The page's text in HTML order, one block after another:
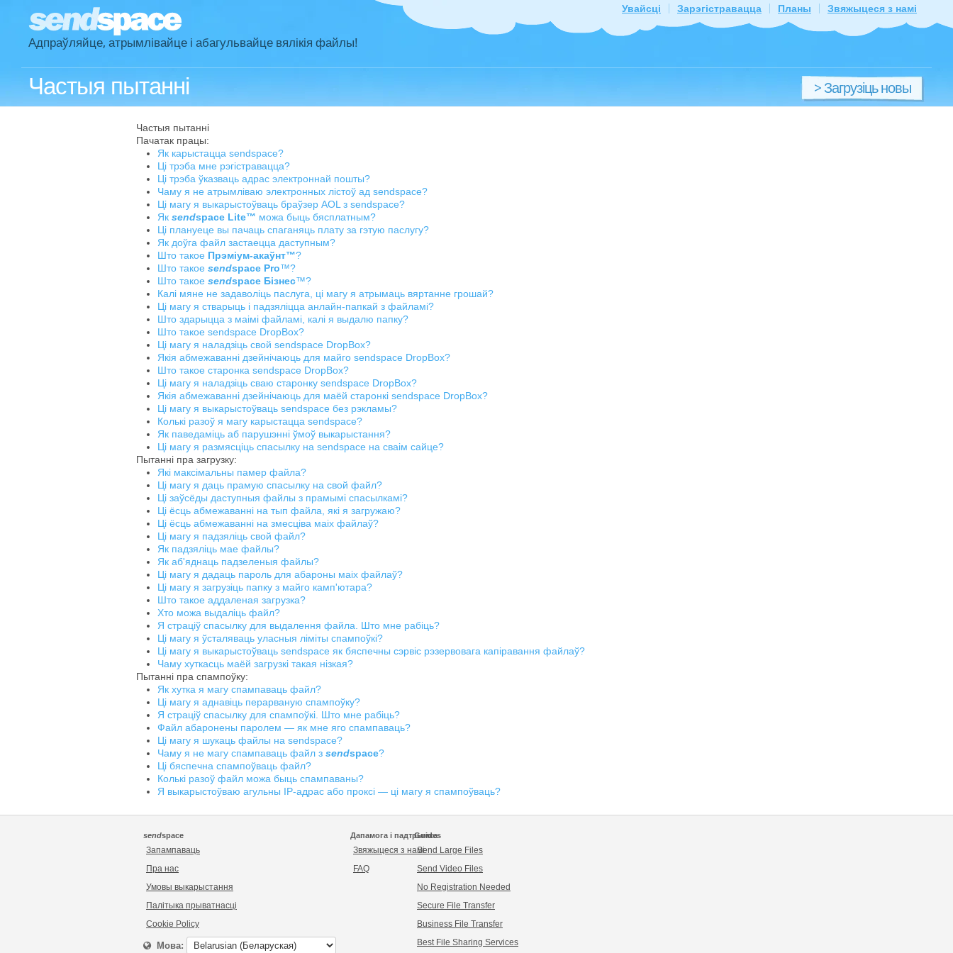
Адпраўляйце, атрымлівайце і абагульвайце вялікія файлы!
Увайсці Зарэгістравацца Планы Звяжыцеся з намі
Частыя пытанні
> Загрузіць новы
Частыя пытанні
Пачатак працы:
Як карыстацца sendspace?
Ці трэба мне рэгістравацца?
Ці трэба ўказваць адрас электроннай пошты?
Чаму я не атрымліваю электронных лістоў ад sendspace?
Ці магу я выкарыстоўваць браўзер AOL з sendspace?
Як sendspace Lite™ можа быць бясплатным?
Ці плануеце вы пачаць спаганяць плату за гэтую паслугу?
Як доўга файл застаецца даступным?
Што такое Прэміум-акаўнт™?
Што такое sendspace Pro™?
Што такое sendspace Бізнес™?
Калі мяне не задаволіць паслуга, ці магу я атрымаць вяртанне грошай?
Ці магу я стварыць і падзяліцца анлайн-папкай з файламі?
Што здарыцца з маімі файламі, калі я выдалю папку?
Што такое sendspace DropBox?
Ці магу я наладзіць свой sendspace DropBox?
Якія абмежаванні дзейнічаюць для майго sendspace DropBox?
Што такое старонка sendspace DropBox?
Ці магу я наладзіць сваю старонку sendspace DropBox?
Якія абмежаванні дзейнічаюць для маёй старонкі sendspace DropBox?
Ці магу я выкарыстоўваць sendspace без рэкламы?
Колькі разоў я магу карыстацца sendspace?
Як паведаміць аб парушэнні ўмоў выкарыстання?
Ці магу я размясціць спасылку на sendspace на сваім сайце?
Пытанні пра загрузку:
Які максімальны памер файла?
Ці магу я даць прамую спасылку на свой файл?
Ці заўсёды даступныя файлы з прамымі спасылкамі?
Ці ёсць абмежаванні на тып файла, які я загружаю?
Ці ёсць абмежаванні на змесціва маіх файлаў?
Ці магу я падзяліць свой файл?
Як падзяліць мае файлы?
Як аб'яднаць падзеленыя файлы?
Ці магу я дадаць пароль для абароны маіх файлаў?
Ці магу я загрузіць папку з майго камп'ютара?
Што такое аддаленая загрузка?
Хто можа выдаліць файл?
Я страціў спасылку для выдалення файла. Што мне рабіць?
Ці магу я ўсталяваць уласныя ліміты спампоўкі?
Ці магу я выкарыстоўваць sendspace як бяспечны сэрвіс рэзервовага капіравання файлаў?
Чаму хуткасць маёй загрузкі такая нізкая?
Пытанні пра спампоўку:
Як хутка я магу спампаваць файл?
Ці магу я аднавіць перарваную спампоўку?
Я страціў спасылку для спампоўкі. Што мне рабіць?
Файл абаронены паролем — як мне яго спампаваць?
Ці магу я шукаць файлы на sendspace?
Чаму я не магу спампаваць файл з sendspace?
Ці бяспечна спампоўваць файл?
Колькі разоў файл можа быць спампаваны?
Я выкарыстоўваю агульны IP-адрас або проксі — ці магу я спампоўваць?
sendspace
Запампаваць
Пра нас
Умовы выкарыстання
Палітыка прыватнасці
Cookie Policy
Мова:
Дапамога і падтрымка
Звяжыцеся з намі
FAQ
Guides
Send Large Files
Send Video Files
No Registration Needed
Secure File Transfer
Business File Transfer
Best File Sharing Services